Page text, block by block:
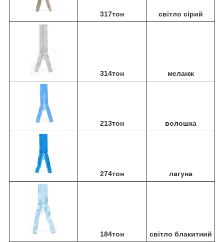
317тон світло сірий
314тон меланж
213тон волошка
274тон лагуна
184тон світло блакитний